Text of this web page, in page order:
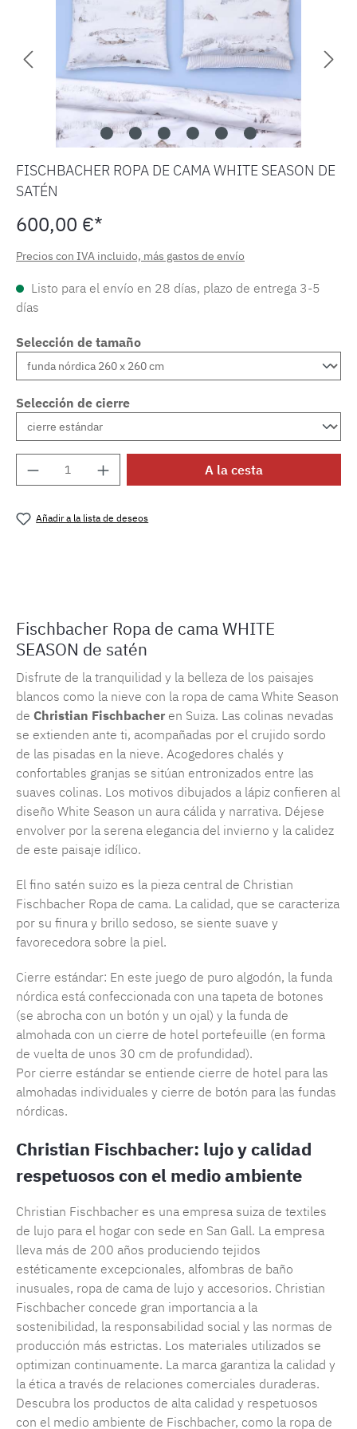
FISCHBACHER ROPA DE CAMA WHITE SEASON DE
SATÉN
600,00 €*
Precios con IVA incluido, más gastos de envío
Listo para el envío en 28 días, plazo de entrega 3-5
días
Selección de tamaño
Selección de cierre
Cantidad del producto: introduce la
A la cesta
Añadir a la lista de deseos
Fischbacher Ropa de cama WHITE
SEASON de satén
Disfrute de la tranquilidad y la belleza de los paisajes
blancos como la nieve con la ropa de cama White Season
de Christian Fischbacher en Suiza. Las colinas nevadas
se extienden ante ti, acompañadas por el crujido sordo
de las pisadas en la nieve. Acogedores chalés y
confortables granjas se sitúan entronizados entre las
suaves colinas. Los motivos dibujados a lápiz confieren al
diseño White Season un aura cálida y narrativa. Déjese
envolver por la serena elegancia del invierno y la calidez
de este paisaje idílico.
El fino satén suizo es la pieza central de Christian
Fischbacher Ropa de cama. La calidad, que se caracteriza
por su finura y brillo sedoso, se siente suave y
favorecedora sobre la piel.
Cierre estándar: En este juego de puro algodón, la funda
nórdica está confeccionada con una tapeta de botones
(se abrocha con un botón y un ojal) y la funda de
almohada con un cierre de hotel portefeuille (en forma
de vuelta de unos 30 cm de profundidad).
Por cierre estándar se entiende cierre de hotel para las
almohadas individuales y cierre de botón para las fundas
nórdicas.
Christian Fischbacher: lujo y calidad
respetuosos con el medio ambiente
Christian Fischbacher es una empresa suiza de textiles
de lujo para el hogar con sede en San Gall. La empresa
lleva más de 200 años produciendo tejidos
estéticamente excepcionales, alfombras de baño
inusuales, ropa de cama de lujo y accesorios. Christian
Fischbacher concede gran importancia a la
sostenibilidad, la responsabilidad social y las normas de
producción más estrictas. Los materiales utilizados se
optimizan continuamente. La marca garantiza la calidad y
la ética a través de relaciones comerciales duraderas.
Descubra los productos de alta calidad y respetuosos
con el medio ambiente de Fischbacher, como la ropa de